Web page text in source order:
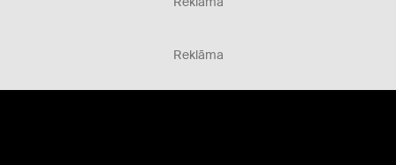
Reklāma